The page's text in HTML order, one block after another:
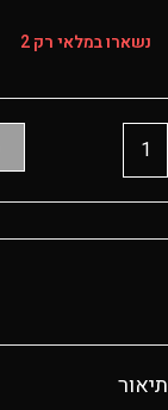
נשארו במלאי רק 2
כמות
מקטרת
תיאור